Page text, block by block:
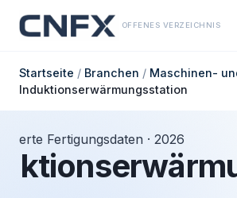
OFFENES VERZEICHNIS
Startseite / Branchen / Maschinen-
Induktionserwärmungsstation
Fertigungsdaten · 2026